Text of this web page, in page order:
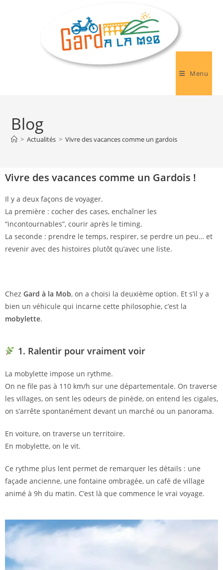
Menu
Blog
> Actualités > Vivre des vacances comme un gardois
Vivre des vacances comme un Gardois !
Il y a deux façons de voyager.
La première : cocher des cases, enchaîner les
“incontournables”, courir après le timing.
La seconde : prendre le temps, respirer, se perdre un peu… et
revenir avec des histoires plutôt qu’avec une liste.
Chez Gard à la Mob, on a choisi la deuxième option. Et s’il y a
bien un véhicule qui incarne cette philosophie, c’est la
mobylette.
1. Ralentir pour vraiment voir
La mobylette impose un rythme.
On ne file pas à 110 km/h sur une départementale. On traverse
les villages, on sent les odeurs de pinède, on entend les cigales,
on s’arrête spontanément devant un marché ou un panorama.
En voiture, on traverse un territoire.
En mobylette, on le vit.
Ce rythme plus lent permet de remarquer les détails : une
façade ancienne, une fontaine ombragée, un café de village
animé à 9h du matin. C’est là que commence le vrai voyage.